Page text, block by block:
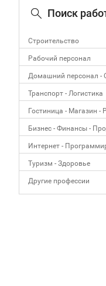
Поиск
Строительство
Рабочий персонал
Домашний персонал -
Транспорт - Логистика
Гостиница - Магазин -
Бизнес - Финансы -
Интернет -
Туризм - Здоровье
Другие профессии